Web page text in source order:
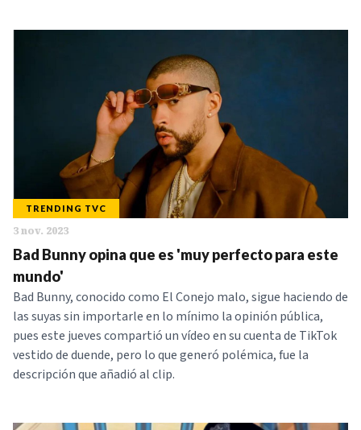
TRENDING TVC
3 nov. 2023
Bad Bunny opina que es 'muy perfecto para este
mundo'
Bad Bunny, conocido como El Conejo malo, sigue haciendo de
las suyas sin importarle en lo mínimo la opinión pública,
pues este jueves compartió un vídeo en su cuenta de TikTok
vestido de duende, pero lo que generó polémica, fue la
descripción que añadió al clip.